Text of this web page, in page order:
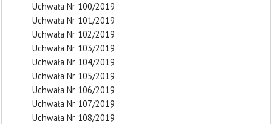
Uchwała Nr 100/2019
Uchwała Nr 101/2019
Uchwała Nr 102/2019
Uchwała Nr 103/2019
Uchwała Nr 104/2019
Uchwała Nr 105/2019
Uchwała Nr 106/2019
Uchwała Nr 107/2019
Uchwała Nr 108/2019